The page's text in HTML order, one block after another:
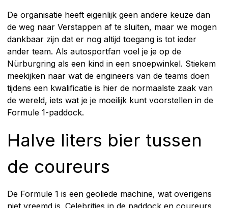
De organisatie heeft eigenlijk geen andere keuze dan
de weg naar Verstappen af te sluiten, maar we mogen
dankbaar zijn dat er nog altijd toegang is tot ieder
ander team. Als autosportfan voel je je op de
Nürburgring als een kind in een snoepwinkel. Stiekem
meekijken naar wat de engineers van de teams doen
tijdens een kwalificatie is hier de normaalste zaak van
de wereld, iets wat je je moeilijk kunt voorstellen in de
Formule 1-paddock.
Halve liters bier tussen
de coureurs
De Formule 1 is een geoliede machine, wat overigens
niet vreemd is. Celebrities in de paddock en coureurs